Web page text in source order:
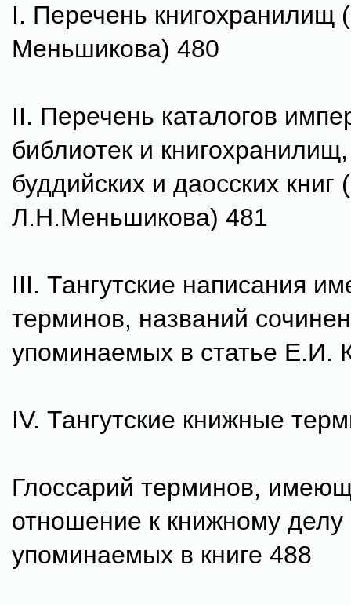
I. Перечень книгохранилищ
Меньшикова) 480
II. Перечень каталогов
библиотек и
буддийских и даосских книг
Л.Н.Меньшикова) 481
III. Тангутские написания
терминов, названий
упоминаемых в статье Е.И.
IV. Тангутские книжные
Глоссарий терминов,
отношение к книжному делу
упоминаемых в книге 488